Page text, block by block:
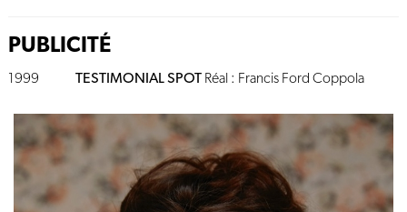
PUBLICITÉ
1999 TESTIMONIAL SPOTRéal : Francis Ford Coppola